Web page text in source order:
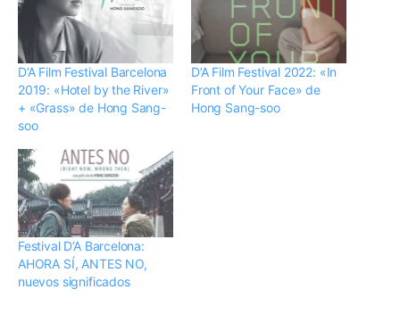
D’A Film Festival Barcelona
2019: «Hotel by the River»
+ «Grass» de Hong Sang-
soo
D’A Film Festival 2022: «In
Front of Your Face» de
Hong Sang-soo
Festival D’A Barcelona:
AHORA SÍ, ANTES NO,
nuevos significados